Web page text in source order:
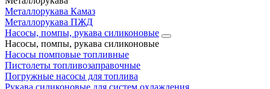
Металлорукава Камаз
Металлорукава ПЖД
Насосы, помпы, рукава силиконовые
Насосы, помпы, рукава силиконовые
Насосы помповые топливные
Пистолеты топливозаправочные
Погружные насосы для топлива